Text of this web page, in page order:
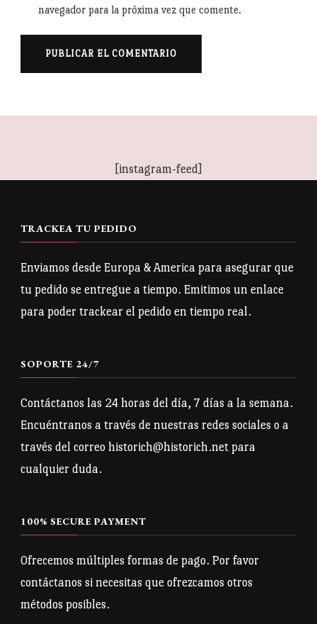
navegador para la próxima vez que comente.
[instagram-feed]
TRACKEA TU PEDIDO
Enviamos desde Europa & America para asegurar que
tu pedido se entregue a tiempo. Emitimos un enlace
para poder trackear el pedido en tiempo real.
SOPORTE 24/7
Contáctanos las 24 horas del día, 7 días a la semana.
Encuéntranos a través de nuestras redes sociales o a
través del correo historich@historich.net para
cualquier duda.
100% SECURE PAYMENT
Ofrecemos múltiples formas de pago. Por favor
contáctanos si necesitas que ofrezcamos otros
métodos posibles.